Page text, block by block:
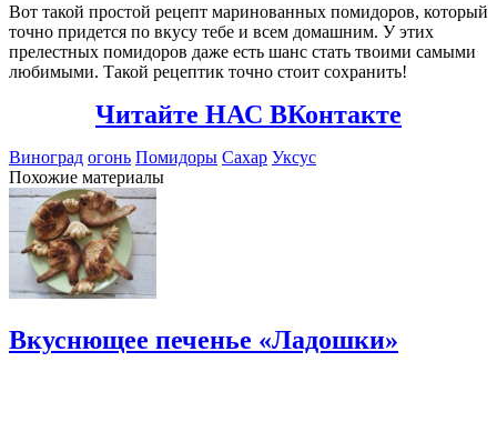
Вот такой простой рецепт маринованных помидоров, который
точно придется по вкусу тебе и всем домашним. У этих
прелестных помидоров даже есть шанс стать твоими самыми
любимыми. Такой рецептик точно стоит сохранить!
Читайте НАС ВКонтакте
Виноград огонь Помидоры Сахар Уксус
Похожие материалы
Вкуснющее печенье «Ладошки»